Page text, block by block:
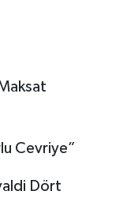
Cevriye”
Dört